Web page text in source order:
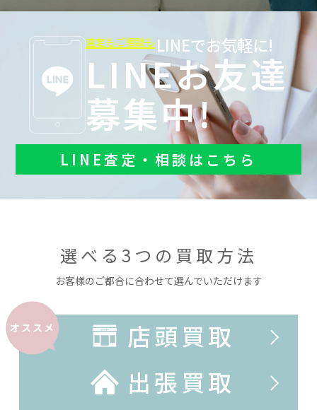
査定もご相談も LINEでお気軽に!
LINEお友達
募集中!
LINE査定・相談はこちら
選べる3つの買取方法
お客様のご都合に合わせて選んでいただけます
オススメ
店頭買取
出張買取